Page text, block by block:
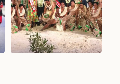
Remise des premiers prix